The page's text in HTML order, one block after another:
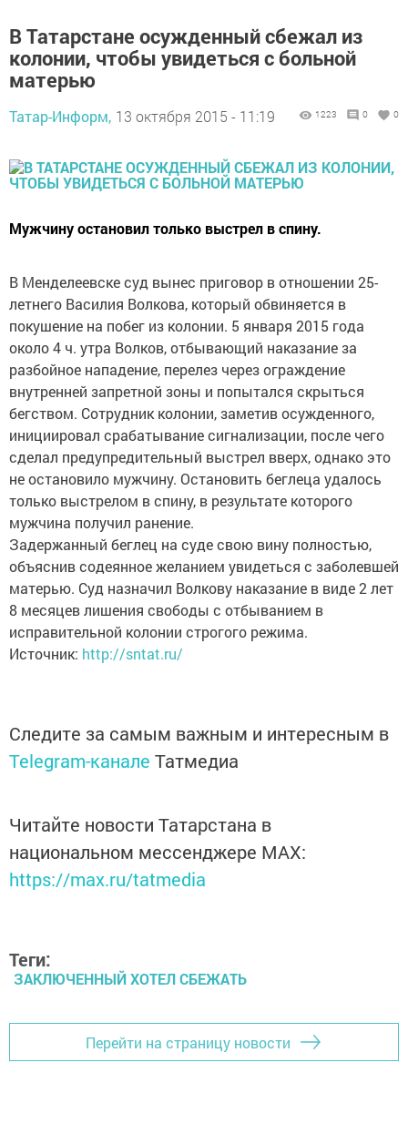
В Татарстане осужденный сбежал из
колонии, чтобы увидеться с больной
матерью
Татар-Информ, 13 октября 2015 - 11:19 1223 0 0
Мужчину остановил только выстрел в спину.
В Менделеевске суд вынес приговор в отношении 25-
летнего Василия Волкова, который обвиняется в
покушение на побег из колонии. 5 января 2015 года
около 4 ч. утра Волков, отбывающий наказание за
разбойное нападение, перелез через ограждение
внутренней запретной зоны и попытался скрыться
бегством. Сотрудник колонии, заметив осужденного,
инициировал срабатывание сигнализации, после чего
сделал предупредительный выстрел вверх, однако это
не остановило мужчину. Остановить беглеца удалось
только выстрелом в спину, в результате которого
мужчина получил ранение.
Задержанный беглец на суде свою вину полностью,
объяснив содеянное желанием увидеться с заболевшей
матерью. Суд назначил Волкову наказание в виде 2 лет
8 месяцев лишения свободы с отбыванием в
исправительной колонии строгого режима.
Источник: http://sntat.ru/
Следите за самым важным и интересным в
Telegram-канале Татмедиа
Читайте новости Татарстана в
национальном мессенджере MАХ:
https://max.ru/tatmedia
Теги:
ЗАКЛЮЧЕННЫЙ ХОТЕЛ СБЕЖАТЬ
Перейти на страницу новости